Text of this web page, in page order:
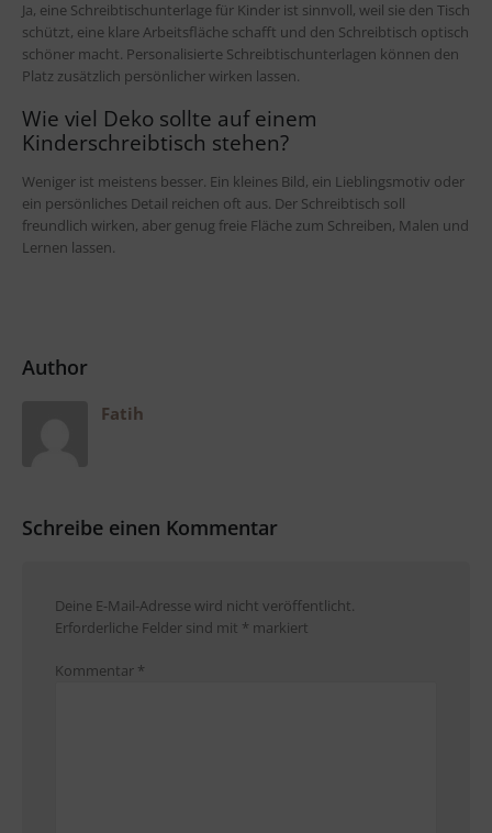
Ja, eine Schreibtischunterlage für Kinder ist sinnvoll, weil sie den Tisch
schützt, eine klare Arbeitsfläche schafft und den Schreibtisch optisch
schöner macht. Personalisierte Schreibtischunterlagen können den
Platz zusätzlich persönlicher wirken lassen.
Wie viel Deko sollte auf einem
Kinderschreibtisch stehen?
Weniger ist meistens besser. Ein kleines Bild, ein Lieblingsmotiv oder
ein persönliches Detail reichen oft aus. Der Schreibtisch soll
freundlich wirken, aber genug freie Fläche zum Schreiben, Malen und
Lernen lassen.
Author
Fatih
Schreibe einen Kommentar
Deine E-Mail-Adresse wird nicht veröffentlicht.
Erforderliche Felder sind mit * markiert
Kommentar *